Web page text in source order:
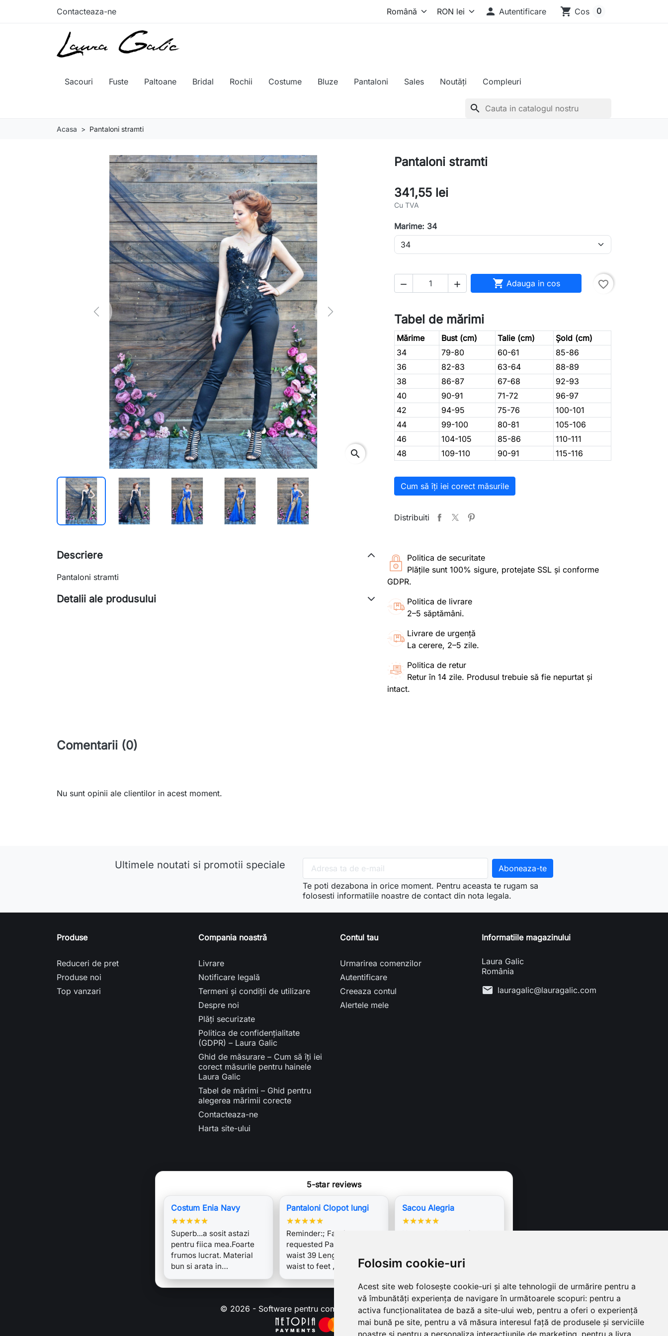
Folosim cookie-uri
Acest site web folosește cookie-uri și alte tehnologii de urmărire pentru a
vă îmbunătăți experiența de navigare în următoarele scopuri: pentru a
activa funcționalitatea de bază a site-ului web, pentru a oferi o experiență
mai bună pe site, pentru a vă măsura interesul față de produsele și serviciile
noastre și pentru a personaliza interacțiunile de marketing pentru a livra
Contacteaza-ne  Autentificare shopping_cart Cos 0
Sacouri Fuste Paltoane Bridal Rochii Costume Bluze Pantaloni Sales Noutăți Compleuri
search
Acasa Pantaloni stramti
Previous Next
search
Pantaloni stramti
341,55 lei
Cu TVA
Marime: 34
   Adauga in cos favorite_border
Tabel de mărimi
Mărime Bust (cm) Talie (cm)
Șold (cm)
34
79-80 60-61
85-86
36
82-83 63-64
88-89
38
86-87 67-68
92-93
40
90-91 71-72
96-97
42
94-95 75-76
100-101
44
99-100 80-81
105-106
46
104-105 85-86
110-111
48
109-110 90-91 115-116
Cum să îți iei corect măsurile
Distribuiti
Politica de securitate
Plățile sunt 100% sigure, protejate SSL și conforme
GDPR.
Politica de livrare
2–5 săptămâni.
Livrare de urgență
La cerere, 2–5 zile.
Politica de retur
Retur în 14 zile. Produsul trebuie să fie nepurtat și
intact.
Descriere
Pantaloni stramti
Detalii ale produsului
Comentarii (0)
Nu sunt opinii ale clientilor in acest moment.
Ultimele noutati si promotii speciale
Te poti dezabona in orice moment. Pentru aceasta te rugam sa
folosesti informatiile noastre de contact din nota legala.
Produse
Reduceri de pret
Produse noi
Top vanzari
Compania noastră
Livrare
Notificare legală
Termeni și condiții de utilizare
Despre noi
Plăți securizate
Politica de confidențialitate
(GDPR) – Laura Galic
Ghid de măsurare – Cum să îți iei
corect măsurile pentru hainele
Laura Galic
Tabel de mărimi – Ghid pentru
alegerea mărimii corecte
Contacteaza-ne
Harta site-ului
Contul tau
Urmarirea comenzilor
Autentificare
Creeaza contul
Alertele mele
Informatiile magazinului
Laura Galic
România
mail lauragalic@lauragalic.com
5-star reviews
Costum Enia Navy
★★★★★
Superb...a sosit astazi
pentru fiica mea.Foarte
frumos lucrat. Material
bun si arata in…
Pantaloni Clopot lungi
★★★★★
Reminder:; Fabric pre
requested Pants : Hip 48
waist 39 Length from
waist to feet ,…
Sacou Alegria
★★★★★
Un costum deosebit de
atat de tanara…
© 2026 - Software pentru comert electronic de PrestaShop™